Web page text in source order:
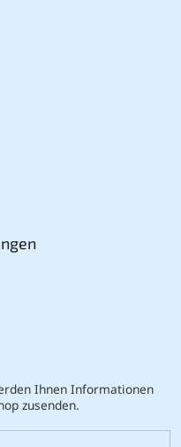
Ihnen Informationen
zusenden.